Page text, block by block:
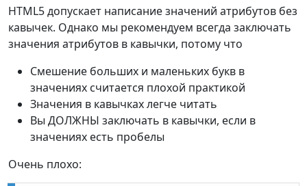
HTML5 допускает написание значений атрибутов без
кавычек. Однако мы рекомендуем всегда заключать
значения атрибутов в кавычки, потому что
Смешение больших и маленьких букв в
значениях считается плохой практикой
Значения в кавычках легче читать
Вы ДОЛЖНЫ заключать в кавычки, если в
значениях есть пробелы
Очень плохо: